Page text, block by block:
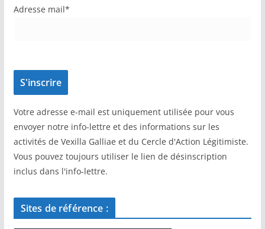
Adresse mail*
Votre adresse e-mail est uniquement utilisée pour vous
envoyer notre info-lettre et des informations sur les
activités de Vexilla Galliae et du Cercle d'Action Légitimiste.
Vous pouvez toujours utiliser le lien de désinscription
inclus dans l'info-lettre.
Sites de référence :